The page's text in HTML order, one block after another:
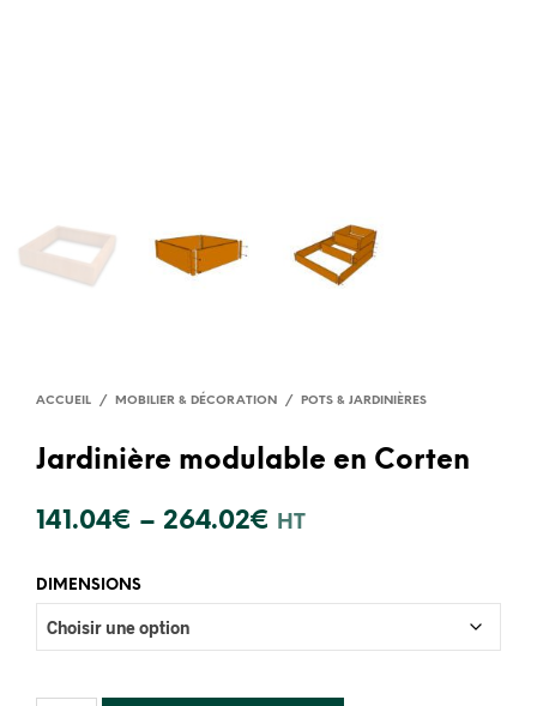
ACCUEIL / MOBILIER & DÉCORATION / POTS & JARDINIÈRES
Jardinière modulable en Corten
141.04€ – 264.02€ HT
DIMENSIONS